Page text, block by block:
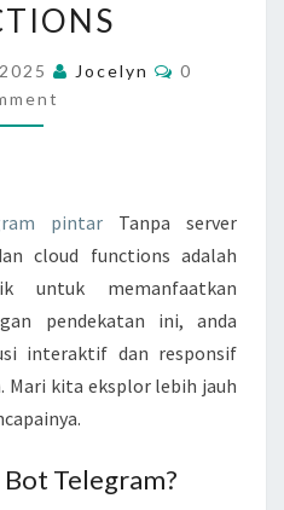
N
G
U
N
T
E
L
E
G
R
A
P
Jocelyn
C
O
0
pintar Tanpa server
cloud functions adalah
untuk memanfaatkan
pendekatan ini, anda
interaktif dan responsif
Mari kita eksplor lebih jauh
Telegram?